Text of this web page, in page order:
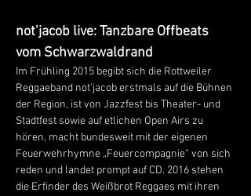
not’jacob live: Tanzbare Offbeats
vom Schwarzwaldrand
Im Frühling 2015 begibt sich die Rottweiler
Reggaeband not’jacob erstmals auf die Bühnen
der Region, ist von Jazzfest bis Theater- und
Stadtfest sowie auf etlichen Open Airs zu
hören, macht bundesweit mit der eigenen
Feuerwehrhymne „Feuercompagnie“ von sich
reden und landet prompt auf CD. 2016 stehen
die Erfinder des Weißbrot Reggaes mit ihren